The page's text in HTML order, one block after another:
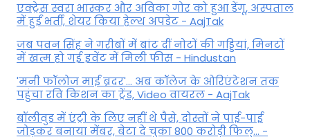
एक्ट्रेस स्वरा भास्कर और अविका गोर को हुआ डेंगू, अस्पताल
में हुईं भर्ती, शेयर किया हेल्थ अपडेट - AajTak
जब पवन सिंह ने गरीबों में बांट दीं नोटों की गड्डियां, मिनटों
में खत्म हो गई इवेंट में मिली फीस - Hindustan
'मनी फॉलोज माई ब्रदर'... अब कॉलेज के ओरिएंटेशन तक
पहुंचा रवि किशन का ट्रेंड, Video वायरल - AajTak
बॉलीवुड में एंट्री के लिए नहीं थे पैसे, दोस्तों ने पाई-पाई
जोड़कर बनाया मेंबर, बेटा दे चुका 800 करोड़ी फिल्... -